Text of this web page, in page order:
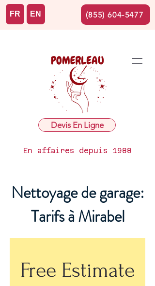
Devis En Ligne
En affaires depuis 1988
FR EN (855) 604-5477
Nettoyage de garage:
Tarifs à Mirabel
Free Estimate